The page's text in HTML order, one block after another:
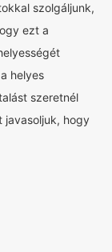
szolgáljunk,
ezt a
helyes
szeretnél
javasoljuk, hogy